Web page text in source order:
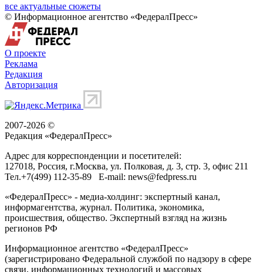
все актуальные сюжеты
© Информационное агентство «ФедералПресс»
О проекте
Реклама
Редакция
Авторизация
2007-2026 ©
Редакция «ФедералПресс»
Адрес для корреспонденции и посетителей:
127018, Россия, г.Москва, ул. Полковая, д. 3, стр. 3, офис 211
Тел.+7(499) 112-35-89 E-mail: news@fedpress.ru
«ФедералПресс» - медиа-холдинг: экспертный канал,
информагентства, журнал. Политика, экономика,
происшествия, общество. Экспертный взгляд на жизнь
регионов РФ
Информационное агентство «ФедералПресс»
(зарегистрировано Федеральной службой по надзору в сфере
связи, информационных технологий и массовых